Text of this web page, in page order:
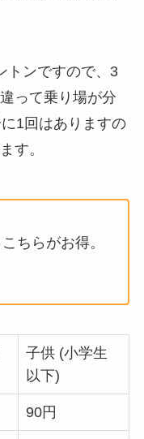
トンですので、3
って乗り場が分
1回はありますの
す。
ちらがお得。
子供 (小学生
以下)
90円